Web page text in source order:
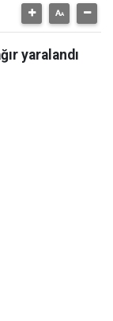
yaralandı